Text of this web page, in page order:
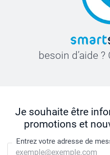
besoin d’aide
Je souhaite être
promotions et
Entrez votre adresse de